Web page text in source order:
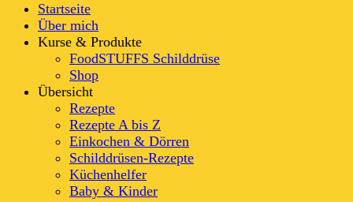
Startseite
Über mich
Kurse & Produkte
FoodSTUFFS Schilddrüse
Shop
Übersicht
Rezepte
Rezepte A bis Z
Einkochen & Dörren
Schilddrüsen-Rezepte
Küchenhelfer
Baby & Kinder